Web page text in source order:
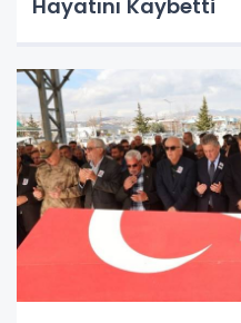
Hayatını Kaybetti